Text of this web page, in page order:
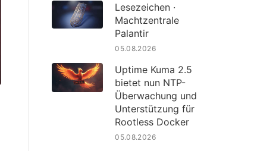
Lesezeichen ·
Machtzentrale
Palantir
05.08.2026
Uptime Kuma 2.5
bietet nun NTP-
Überwachung und
Unterstützung für
Rootless Docker
05.08.2026